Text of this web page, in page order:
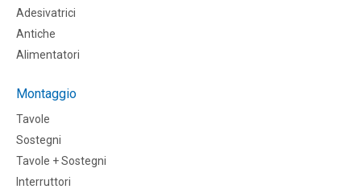
Adesivatrici
Antiche
Alimentatori
Montaggio
Tavole
Sostegni
Tavole + Sostegni
Interruttori